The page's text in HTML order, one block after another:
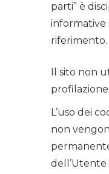
parti” è
informative
riferimento.
Il sito non
profilazione.
L’uso dei
non